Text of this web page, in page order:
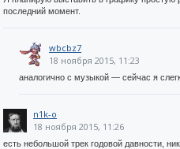
последний момент.
wbcbz7
18 ноября 2015, 11:23
аналогично с музыкой — сейчас я
n1k-o
18 ноября 2015, 11:26
есть небольшой трек годовой давности,